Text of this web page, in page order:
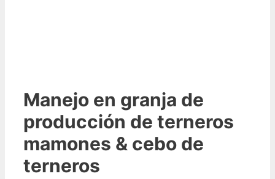
Manejo en granja de
producción de terneros
mamones & cebo de
terneros